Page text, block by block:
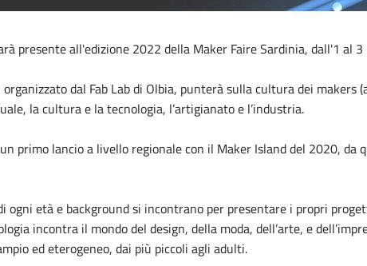
presente all'edizione 2022 della Maker Faire Sardinia, dall'1 al
organizzato dal Fab Lab di Olbia, punterà sulla cultura dei
la cultura e la tecnologia, l’artigianato e l’industria.
primo lancio a livello regionale con il Maker Island del 2020,
ogni età e background si incontrano per presentare i propri
incontra il mondo del design, della moda, dell’arte, e
ed eterogeneo, dai più piccoli agli adulti.